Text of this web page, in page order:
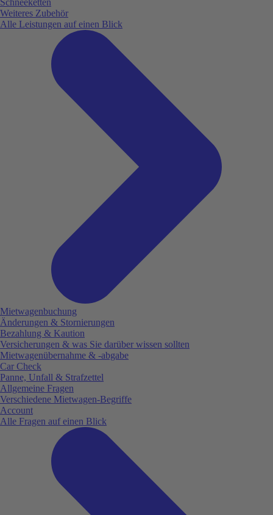
Weiteres Zubehör
Alle Leistungen auf einen Blick
Mietwagenbuchung
Änderungen & Stornierungen
Bezahlung & Kaution
Versicherungen & was Sie darüber wissen sollten
Mietwagenübernahme & -abgabe
Car Check
Panne, Unfall & Strafzettel
Allgemeine Fragen
Verschiedene Mietwagen-Begriffe
Account
Alle Fragen auf einen Blick